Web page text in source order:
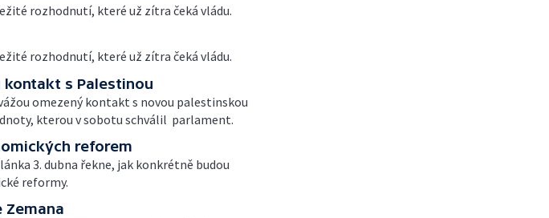
rozhodnutí, které už zítra čeká vládu.
rozhodnutí, které už zítra čeká vládu.
kontakt s Palestinou
omezený kontakt s novou palestinskou
kterou v sobotu schválil parlament.
reforem
3. dubna řekne, jak konkrétně budou
reformy.
Zemana